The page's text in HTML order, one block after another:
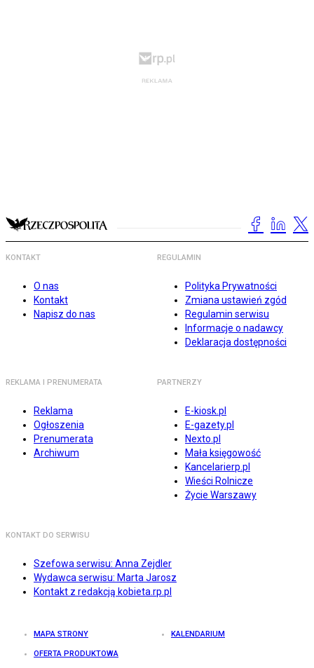
KONTAKT
O nas
Kontakt
Napisz do nas
REGULAMIN
Polityka Prywatności
Zmiana ustawień zgód
Regulamin serwisu
Informacje o nadawcy
Deklaracja dostępności
REKLAMA I PRENUMERATA
Reklama
Ogłoszenia
Prenumerata
Archiwum
PARTNERZY
E-kiosk.pl
E-gazety.pl
Nexto.pl
Mała księgowość
Kancelarierp.pl
Wieści Rolnicze
Życie Warszawy
KONTAKT DO SERWISU
Szefowa serwisu: Anna Zejdler
Wydawca serwisu: Marta Jarosz
Kontakt z redakcją kobieta.rp.pl
MAPA STRONY KALENDARIUM
OFERTA PRODUKTOWA